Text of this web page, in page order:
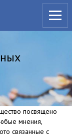
посвящено
мнения,
связанные с